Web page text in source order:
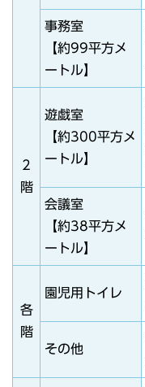
事務室
【約99平方メ
ートル】
2
階
遊戯室
【約300平方メ
ートル】
会議室
【約38平方メ
ートル】
各
階
園児用トイレ
その他